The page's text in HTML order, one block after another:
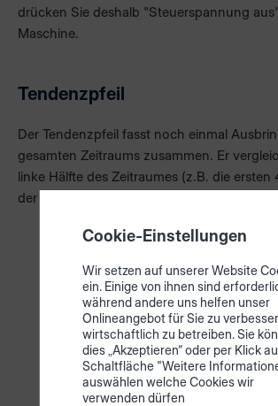
drücken Sie deshalb "Steuerspannung
Maschine.
Tendenzpfeil
Der Tendenzpfeil fasst noch einmal
gesamten Zeitraums zusammen. Er
linke Hälfte des Zeitraumes (z.B. die
der rechten Hälfte (z.B. die letzten 4
Cookie-Einstellungen
Wir setzen auf unserer Website
ein. Einige von ihnen sind
während andere uns helfen unser
Onlineangebot für Sie zu
wirtschaftlich zu betreiben. Sie
dies „Akzeptieren“ oder per Klick
Schaltfläche "Weitere
auswählen welche Cookies wir
verwenden dürfen